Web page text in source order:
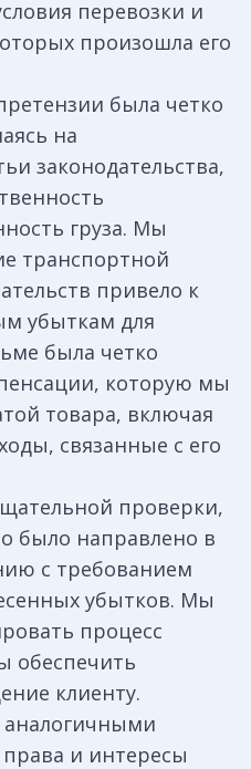
перевозки и
произошла его
была четко
на
законодательства,
груза. Мы
транспортной
привело к
убыткам для
была четко
которую мы
товара, включая
связанные с его
проверки,
было направлено в
с требованием
убытков. Мы
процесс
обеспечить
клиенту.
аналогичными
и интересы